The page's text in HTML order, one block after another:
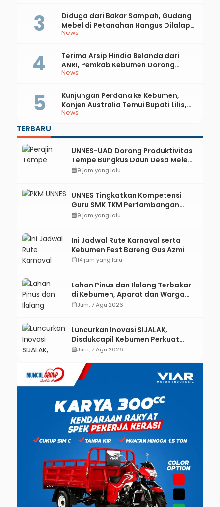
News
Diduga dari Bakar Sampah, Gudang
Mebel di Petanahan Hangus Dilalap
Api
News
Terima Arsip Hindia Belanda dari
ANRI, Pemkab Kebumen Dorong
Integrasi Sejarah, Geopark, dan
News
Kunjungan Perdana ke Kebumen,
Konjen Australia Temui Bupati Lilis,
Ini yang Dibahas
TERBARU
UNNES-UAD Dorong Produktivitas
Tempe Bungkus Daun Desa Meles,
Bantu Mesin dan Pendampingan
calendar_month9 jam yang lalu
UNNES Tingkatkan Kompetensi
Guru SMK TKM Pertambangan
Kebumen melalui Desain Green
calendar_month9 jam yang lalu
Ini Jadwal Rute Karnaval serta
Kebumen Fest Bareng Gus Azmi
calendar_month14 jam yang lalu
Lahan Pinus dan Ilalang Terbakar
di Kebumen, Aparat dan Warga
Padamkan Api Secara Manual
calendar_monthJum, 7 Agu 2026
Luncurkan Inovasi SIJALAK,
Disdukcapil Kebumen Perkuat
Jejaring Literasi Adminduk hingga
calendar_monthJum, 7 Agu 2026